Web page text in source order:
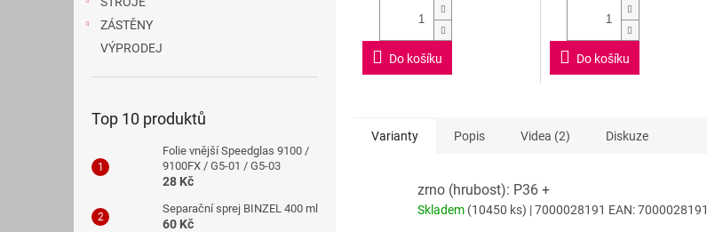
ZÁSTĚNY
VÝPRODEJ
Top 10 produktů
Folie vnější Speedglas 9100 /
9100FX / G5-01 / G5-03
28 Kč
Separační sprej BINZEL 400 ml
60 Kč
Do košíku
hvězdiček.
Do košíku
Varianty Popis Videa (2) Diskuze
zrno (hrubost): P36 +
Skladem (10450 ks) | 7000028191 EAN:7000028191